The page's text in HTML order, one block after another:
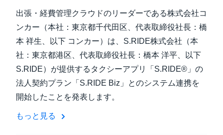
出張・経費管理クラウドのリーダーである株式会社コ
ンカー（本社：東京都千代田区、代表取締役社長：橋
本 祥生、以下 コンカー）は、S.RIDE株式会社（本
社：東京都港区、代表取締役社長：橋本 洋平、以下
S.RIDE）が提供するタクシーアプリ「S.RIDE®」の
法人契約プラン「S.RIDE Biz」とのシステム連携を
開始したことを発表します。
もっと見る